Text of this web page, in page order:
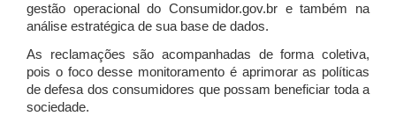
gestão operacional do Consumidor.gov.br e também na
análise estratégica de sua base de dados.
As reclamações são acompanhadas de forma coletiva,
pois o foco desse monitoramento é aprimorar as políticas
de defesa dos consumidores que possam beneficiar toda a
sociedade.